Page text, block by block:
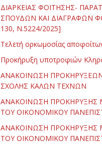
ΔΙΑΡΚΕΙΑΣ ΦΟΙΤΗΣΗΣ-
ΣΠΟΥΔΩΝ ΚΑΙ ΔΙΑΓΡΑΦΩΝ
130, Ν.5224/2025]
Τελετή ορκωμοσίας
Προκήρυξη υποτροφιών
ΑΝΑΚΟΙΝΩΣΗ
ΣΧΟΛΗΣ ΚΑΛΩΝ ΤΕΧΝΩΝ
ΑΝΑΚΟΙΝΩΣΗ ΠΡΟΚΗΡΥΞΗΣ
ΤΟΥ ΟΙΚΟΝΟΜΙΚΟΥ
ΑΝΑΚΟΙΝΩΣΗ ΠΡΟΚΗΡΥΞΗΣ
ΤΟΥ ΟΙΚΟΝΟΜΙΚΟΥ